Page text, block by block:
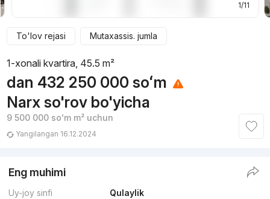
1/11
To'lov rejasi Mutaxassis. jumla
1-xonali kvartira, 45.5 m²
dan 432 250 000 soʻm
Narx so'rov bo'yicha
9 500 000 soʻmm² uchun
Yangilangan 16.12.2024
Eng muhimi
Uy-joy sinfi
Qulaylik